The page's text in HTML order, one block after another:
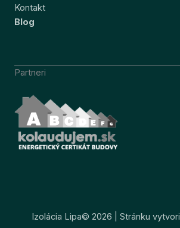
Kontakt
Blog
Partneri
Izolácia Lipa© 2026 | Stránku vytvoril